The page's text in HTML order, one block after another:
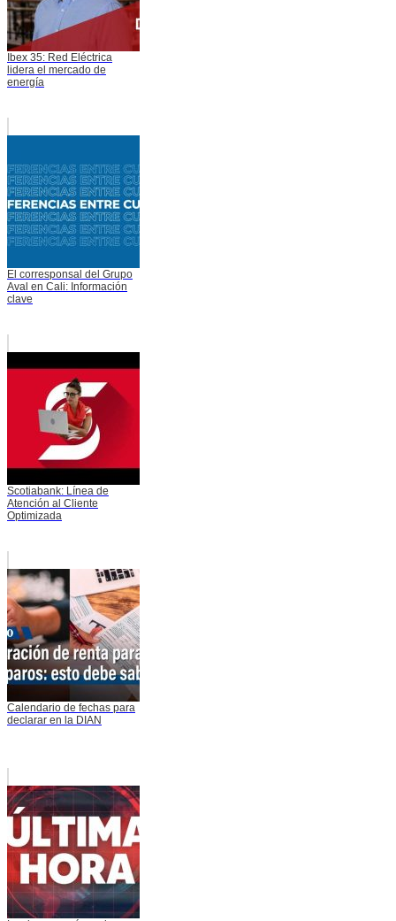
Ibex 35: Red Eléctrica
lidera el mercado de
energía
El corresponsal del Grupo
Aval en Cali: Información
clave
Scotiabank: Línea de
Atención al Cliente
Optimizada
Calendario de fechas para
declarar en la DIAN